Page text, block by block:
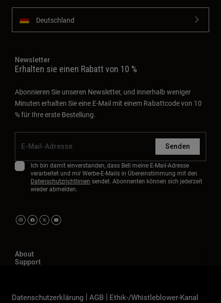
Deutschland
Newsletter
Erhalten sie einen Rabatt von 10 %
Abonnieren Sie unseren Newsletter, und innerhalb weniger
Minuten erhalten Sie eine E-Mail mit einem Rabattcode von 10
% für Ihre erste Bestellung.
Senden
Ich bin damit einverstanden, dass Bell meine E-Mail-Adresse
verarbeitet und mir Werbe-E-Mails in Übereinstimmung mit den
Datenschutzrichtlinien sendet. Abonnenten können sich jederzeit
wieder abmelden.
About
Support
Datenschutzerklärung AGB Ethik-/Whistleblower-Kanal